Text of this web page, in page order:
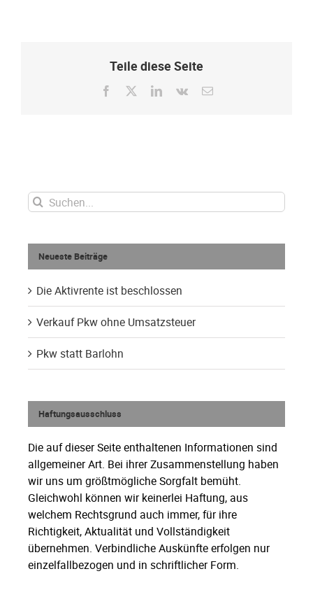
Teile diese Seite
Facebook LinkedIn
Vk
E-
Suche
nach:
Neueste Beiträge
Die Aktivrente ist beschlossen
Verkauf Pkw ohne Umsatzsteuer
Pkw statt Barlohn
Haftungsausschluss
Die auf dieser Seite enthaltenen Informationen sind
allgemeiner Art. Bei ihrer Zusammenstellung haben
wir uns um größtmögliche Sorgfalt bemüht.
Gleichwohl können wir keinerlei Haftung, aus
welchem Rechtsgrund auch immer, für ihre
Richtigkeit, Aktualität und Vollständigkeit
übernehmen. Verbindliche Auskünfte erfolgen nur
einzelfallbezogen und in schriftlicher Form.